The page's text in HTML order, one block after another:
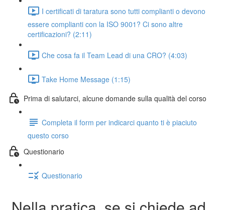
I certificati di taratura sono tutti complianti o devono
essere complianti con la ISO 9001? Ci sono altre
certificazioni? (2:11)
Che cosa fa il Team Lead di una CRO? (4:03)
Take Home Message (1:15)
Prima di salutarci, alcune domande sulla qualità del corso
Completa il form per indicarci quanto ti è piaciuto
questo corso
Questionario
Questionario